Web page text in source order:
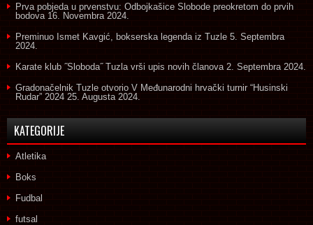
Prva pobjeda u prvenstvu: Odbojkašice Slobode preokretom do prvih
bodova 16. Novembra 2024.
Preminuo Ismet Kavgić, bokserska legenda iz Tuzle 5. Septembra
2024.
Karate klub ˝Sloboda˝ Tuzla vrši upis novih članova 2. Septembra 2024.
Gradonačelnik Tuzle otvorio V Međunarodni hrvački turnir “Husinski
Rudar” 2024 25. Augusta 2024.
KATEGORIJE
Atletika
Boks
Fudbal
futsal